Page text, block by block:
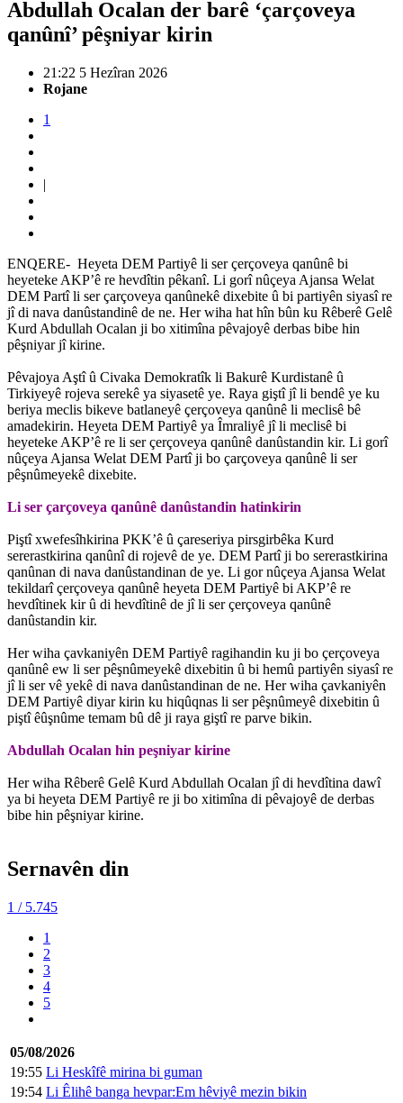
Abdullah Ocalan der barê ‘çarçoveya
qanûnî’ pêşniyar kirin
21:22 5 Hezîran 2026
Rojane
1
|
ENQERE- Heyeta DEM Partiyê li ser çerçoveya qanûnê bi
heyeteke AKP’ê re hevdîtin pêkanî. Li gorî nûçeya Ajansa Welat
DEM Partî li ser çarçoveya qanûnekê dixebite û bi partiyên siyasî re
jî di nava danûstandinê de ne. Her wiha hat hîn bûn ku Rêberê Gelê
Kurd Abdullah Ocalan ji bo xitimîna pêvajoyê derbas bibe hin
pêşniyar jî kirine.
Pêvajoya Aştî û Civaka Demokratîk li Bakurê Kurdistanê û
Tirkiyeyê rojeva serekê ya siyasetê ye. Raya giştî jî li bendê ye ku
beriya meclis bikeve batlaneyê çerçoveya qanûnê li meclisê bê
amadekirin. Heyeta DEM Partiyê ya Îmraliyê jî li meclisê bi
heyeteke AKP’ê re li ser çerçoveya qanûnê danûstandin kir. Li gorî
nûçeya Ajansa Welat DEM Partî ji bo çarçoveya qanûnê li ser
pêşnûmeyekê dixebite.
Li ser çarçoveya qanûnê danûstandin hatinkirin
Piştî xwefesîhkirina PKK’ê û çareseriya pirsgirbêka Kurd
sererastkirina qanûnî di rojevê de ye. DEM Partî ji bo sererastkirina
qanûnan di nava danûstandinan de ye. Li gor nûçeya Ajansa Welat
tekildarî çerçoveya qanûnê heyeta DEM Partiyê bi AKP’ê re
hevdîtinek kir û di hevdîtinê de jî li ser çerçoveya qanûnê
danûstandin kir.
Her wiha çavkaniyên DEM Partiyê ragihandin ku ji bo çerçoveya
qanûnê ew li ser pêşnûmeyekê dixebitin û bi hemû partiyên siyasî re
jî li ser vê yekê di nava danûstandinan de ne. Her wiha çavkaniyên
DEM Partiyê diyar kirin ku hiqûqnas li ser pêşnûmeyê dixebitin û
piştî êûşnûme temam bû dê ji raya giştî re parve bikin.
Abdullah Ocalan hin peşniyar kirine
Her wiha Rêberê Gelê Kurd Abdullah Ocalan jî di hevdîtina dawî
ya bi heyeta DEM Partiyê re ji bo xitimîna di pêvajoyê de derbas
bibe hin pêşniyar kirine.
Sernavên din
1 / 5.745
1
2
3
4
5
05/08/2026
19:55 Li Heskîfê mirina bi guman
19:54 Li Êlihê banga hevpar:Em hêviyê mezin bikin